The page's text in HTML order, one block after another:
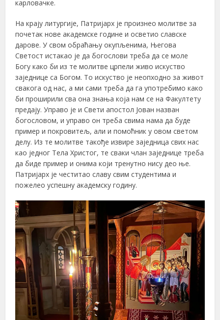
карловачке.
На крају литургије, Патријарх је произнео молитве за
почетак нове академске године и осветио славске
дарове. У свом обраћању окупљенима, Његова
Светост истакао је да богослови треба да се моле
Богу како би из те молитве црпели живо искуство
заједнице са Богом. То искуство је неопходно за живот
свакога од нас, а ми сами треба да га употребимо како
би проширили сва она знања која нам се на Факултету
предају. Управо је и Свети апостол Јован назван
богословом, и управо он треба свима нама да буде
пример и покровитељ, али и помоћник у овом светом
делу. Из те молитве такође извире заједница свих нас
као једног Тела Христог, те сваки члан заједнице треба
да биде пример и онима који тренутно нису део ње.
Патријарх је честитао славу свим студентима и
пожелео успешну академску годину.